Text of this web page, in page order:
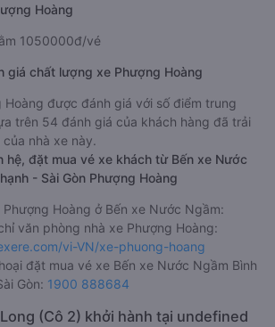
Hoàng
1050000đ/vé
giá chất lượng xe Phượng Hoàng
Hoàng được đánh giá với số điểm trung
trên 54 đánh giá của khách hàng đã trải
nhà xe này.
hệ, đặt mua vé xe khách từ Bến xe Nước
- Sài Gòn Phượng Hoàng
Hoàng ở Bến xe Nước Ngầm:
văn phòng nhà xe Phượng Hoàng:
vi-VN/xe-phuong-hoang
đặt mua vé xe Bến xe Nước Ngầm Bình
Gòn: 1900 888684
(Cô 2) khởi hành tại undefined